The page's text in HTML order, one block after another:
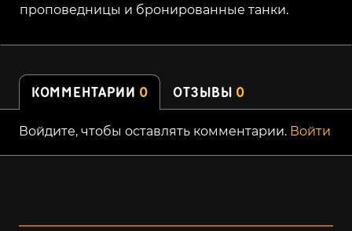
проповедницы и бронированные танки.
КОММЕНТАРИИ 0 ОТЗЫВЫ 0
Войдите, чтобы оставлять комментарии. Войти